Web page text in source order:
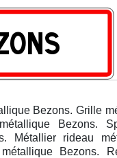
Bezons. Grille
Bezons.
Métallier rideau
Bezons.